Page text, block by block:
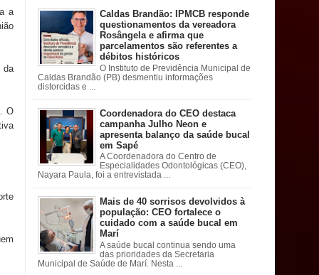
a
da
O
Caldas Brandão: IPMCB responde
questionamentos da vereadora
Rosângela e afirma que
parcelamentos são referentes a
débitos históricos
O Instituto de Previdência Municipal de
Caldas Brandão (PB) desmentiu informações
distorcidas e ...
Coordenadora do CEO destaca
campanha Julho Neon e
apresenta balanço da saúde bucal
em Sapé
A Coordenadora do Centro de
Especialidades Odontológicas (CEO),
Nayara Paula, foi a entrevistada ...
Mais de 40 sorrisos devolvidos à
população: CEO fortalece o
cuidado com a saúde bucal em
Marí
A saúde bucal continua sendo uma
das prioridades da Secretaria
Municipal de Saúde de Marí. Nesta ...